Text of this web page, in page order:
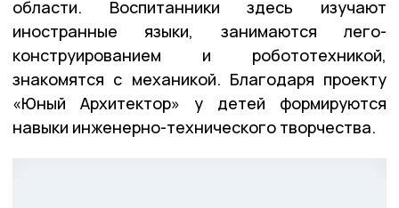
области. Воспитанники здесь изучают
иностранные языки, занимаются лего-
конструированием и робототехникой,
знакомятся с механикой. Благодаря проекту
«Юный Архитектор» у детей формируются
навыки инженерно-технического творчества.